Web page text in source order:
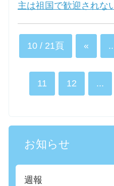
主は祖国で歓迎されな
10 / 21頁 «
11 12 ...
お知らせ
週報